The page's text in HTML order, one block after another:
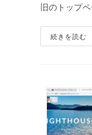
旧のトップ
続きを読む